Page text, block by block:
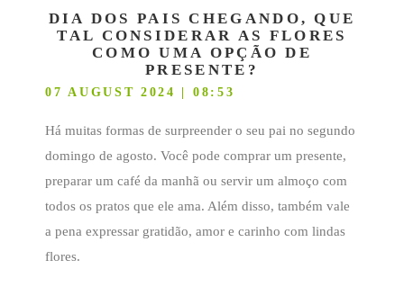
DIA DOS PAIS CHEGANDO, QUE
TAL CONSIDERAR AS FLORES
COMO UMA OPÇÃO DE
PRESENTE?
07 AUGUST 2024 | 08:53
Há muitas formas de surpreender o seu pai no segundo
domingo de agosto. Você pode comprar um presente,
preparar um café da manhã ou servir um almoço com
todos os pratos que ele ama. Além disso, também vale
a pena expressar gratidão, amor e carinho com lindas
flores.